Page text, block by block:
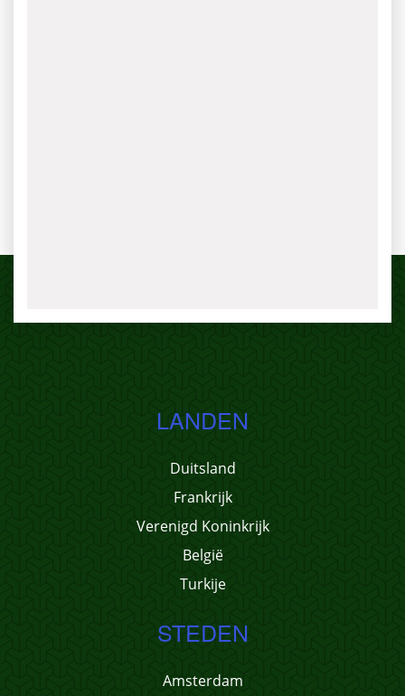
LANDEN
Duitsland
Frankrijk
Verenigd Koninkrijk
België
Turkije
STEDEN
Amsterdam